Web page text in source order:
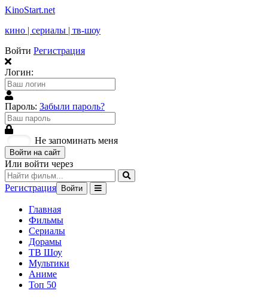
KinoStart.net
кино | сериалы | тв-шоу
Войти Регистрация
Логин:
Пароль: Забыли пароль?
Не запоминать меня
Войти на сайт
Или войти через
Регистрация Войти
Главная
Фильмы
Сериалы
Дорамы
ТВ Шоу
Мультики
Аниме
Топ 50